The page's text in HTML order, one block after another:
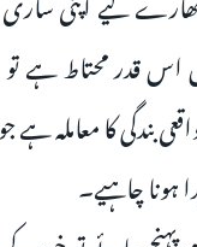
قدر محتاط ہے تو
بندگی کا
ہونا چاہیے۔